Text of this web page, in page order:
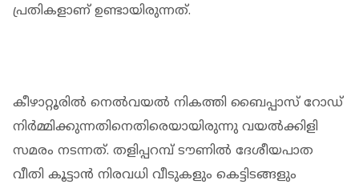
പ്രതികളാണ് ഉണ്ടായിരുന്നത്.
കീഴാറ്റൂരില്‍ നെല്‍വയല്‍ നികത്തി ബൈപ്പാസ് റോഡ്
നിര്‍മ്മിക്കുന്നതിനെതിരെയായിരുന്നു വയല്‍ക്കിളി
സമരം നടന്നത്. തളിപ്പറമ്പ് ടൗണില്‍ ദേശീയപാത
വീതി കൂട്ടാന്‍ നിരവധി വീടുകളും കെട്ടിടങ്ങളും